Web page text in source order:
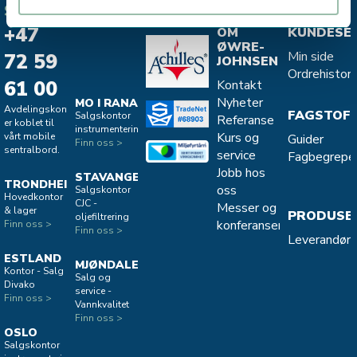
SENTRALBORD
+47
72 59
61 00
Avdelingskontorene
er koblet til
vårt mobile
sentralbord.
TRONDHEIM
Hovedkontor
& lager
Finn oss >
ESTLAND
Kontor - Salg
Divako
Finn oss >
OSLO
Salgskontor
MO I RANA
Salgskontor
instrumentering
Finn oss >
STAVANGER
Salgskontor
CJC -
oljefiltrering
Finn oss >
MJØNDALEN
Salg og
service -
Vannkvalitet
Finn oss >
OM
ØWRE-
JOHNSEN
Kontakt
Nyheter
Referanse
Kurs og
service
Jobb hos
oss
Messer og
konferanser
Min side
Guider